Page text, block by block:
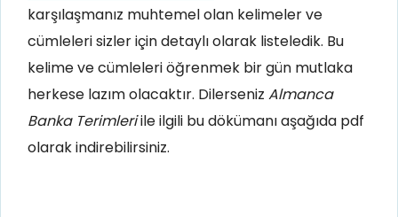
karşılaşmanız muhtemel olan kelimeler ve
cümleleri sizler için detaylı olarak listeledik. Bu
kelime ve cümleleri öğrenmek bir gün mutlaka
herkese lazım olacaktır. Dilerseniz Almanca
Banka Terimleriile ilgili bu dökümanı aşağıda pdf
olarak indirebilirsiniz.